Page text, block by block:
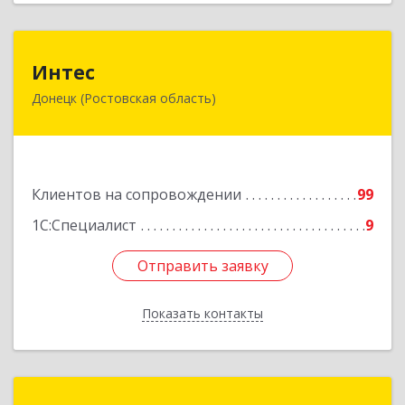
Интес
Донецк (Ростовская область)
Клиентов на сопровождении
99
1С:Специалист
9
Отправить заявку
Показать контакты
346330, Ростовская обл, Донецк г, 60-й кв-л,
Отправить заявку
Назад